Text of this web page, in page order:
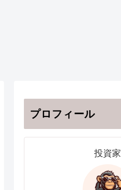
プロフィール
投資家